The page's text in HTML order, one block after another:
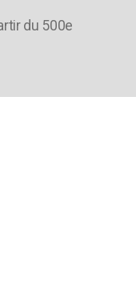
du 500e